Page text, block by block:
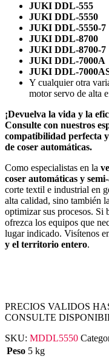
JUKI DDL-555
JUKI DDL-5550
JUKI DDL-5550-7
JUKI DDL-8700
JUKI DDL-8700-7
JUKI DDL-7000A
JUKI DDL-
Y cualquier otra
motor servo de alta
¡Devuelva la vida y la
Consulte con nuestros
compatibilidad perfecta
de coser automáticas.
Como especialistas en la
coser automáticas y
corte textil e industrial en
alta calidad, sino también
optimizar sus procesos. Si
ofrezca los equipos que
lugar indicado. Visítenos
y el territorio entero.
PRECIOS VALIDOS
CONSULTE
SKU: MDDL5550
Peso 5 kg